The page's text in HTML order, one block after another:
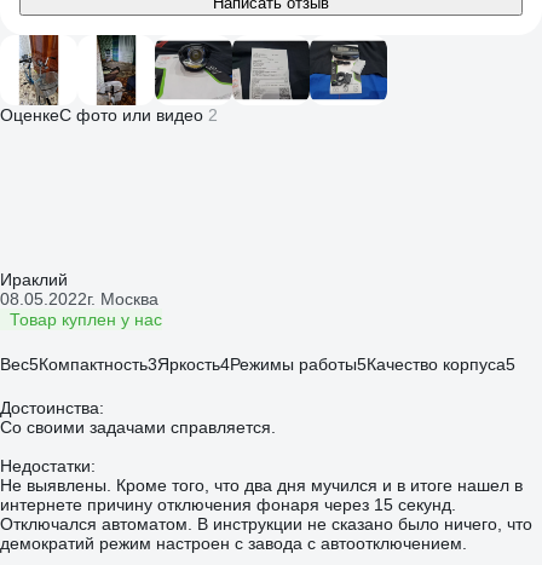
ОценкеС фото или видео 2
Ираклий
08.05.2022г. Москва
Товар куплен у нас
Вес5Компактность3Яркость4Режимы работы5Качество корпуса5
Достоинства:
Со своими задачами справляется.
Недостатки:
Не выявлены. Кроме того, что два дня мучился и в итоге нашел в
интернете причину отключения фонаря через 15 секунд.
Отключался автоматом. В инструкции не сказано было ничего, что
демократий режим настроен с завода с автоотключением.